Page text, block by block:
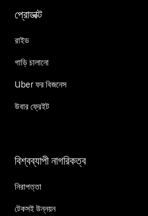
প্রোডাক্ট
রাইড
গাড়ি চালানো
Uber ফর বিজনেস
উবার ফ্রেইট
বিশ্বব্যাপী নাগরিকত্ব
নিরাপত্তা
টেকসই উন্নয়ন